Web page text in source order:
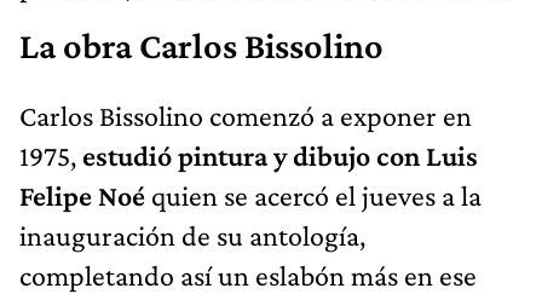
La obra Carlos Bissolino
Carlos Bissolino comenzó a exponer en
1975, estudió pintura y dibujo con Luis
Felipe Noé quien se acercó el jueves a la
inauguración de su antología,
completando así un eslabón más en ese